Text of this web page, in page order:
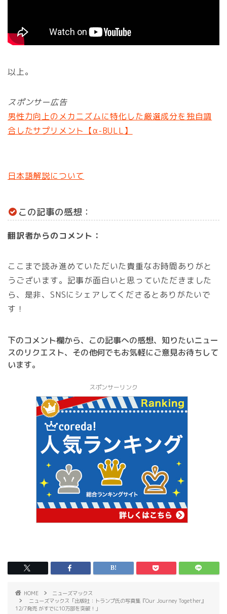
以上。
スポンサー広告
男性力向上のメカニズムに特化した厳選成分を独自調
合したサプリメント【α-BULL】
日本語解説について
この記事の感想：
翻訳者からのコメント：
ここまで読み進めていただいた貴重なお時間ありがと
うございます。記事が面白いと思っていただきました
ら、是非、SNSにシェアしてくださるとありがたいで
す！
下のコメント欄から、この記事への感想、知りたいニュー
スのリクエスト、その他何でもお気軽にご意見お待ちして
います。
スポンサーリンク
HOME
ニューズマックス
ニューズマックス「出版社：トランプ氏の写真集『Our Journey Together』
12/7発売 がすでに10万部を突破！」